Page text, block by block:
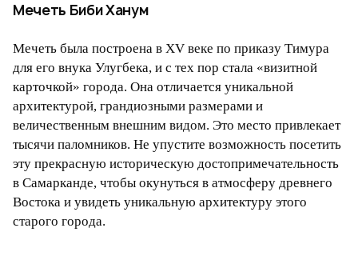
Мечеть Биби Ханум
Мечеть была построена в XV веке по приказу Тимура
для его внука Улугбека, и с тех пор стала «визитной
карточкой» города. Она отличается уникальной
архитектурой, грандиозными размерами и
величественным внешним видом. Это место привлекает
тысячи паломников. Не упустите возможность посетить
эту прекрасную историческую достопримечательность
в Самарканде, чтобы окунуться в атмосферу древнего
Востока и увидеть уникальную архитектуру этого
старого города.